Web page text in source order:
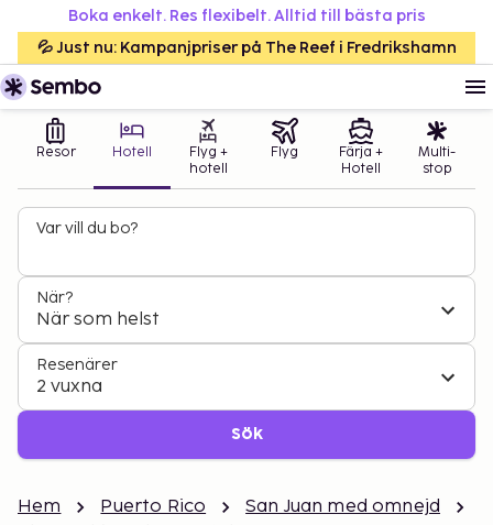
Boka enkelt. Res flexibelt. Alltid till bästa pris
💦 Just nu: Kampanjpriser på The Reef i Fredrikshamn
Resor Hotell
Flyg +
hotell
Flyg
Färja +
Hotell
Multi-
stop
Var vill du bo?
När?
När som helst
Resenärer
2 vuxna
Sök
Hem Puerto Rico
San Juan med omnejd